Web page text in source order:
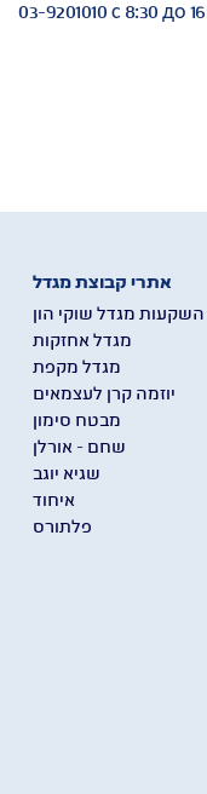
03-9201010 с 8:30 до
אתרי קבוצת מגדל
מגדל שוקי הון
מגדל אחזקות
מגדל מקפת
יוזמה קרן לעצמאים
מבטח סימון
שחם - אורלן
שגיא יוגב
איחוד
פלתורס